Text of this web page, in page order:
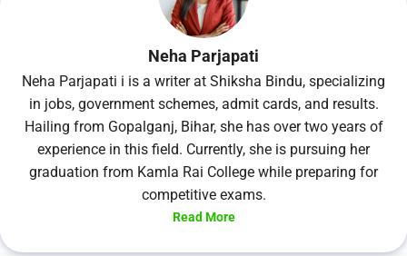
Neha Parjapati
Neha Parjapati i is a writer at Shiksha Bindu, specializing
in jobs, government schemes, admit cards, and results.
Hailing from Gopalganj, Bihar, she has over two years of
experience in this field. Currently, she is pursuing her
graduation from Kamla Rai College while preparing for
competitive exams.
Read More